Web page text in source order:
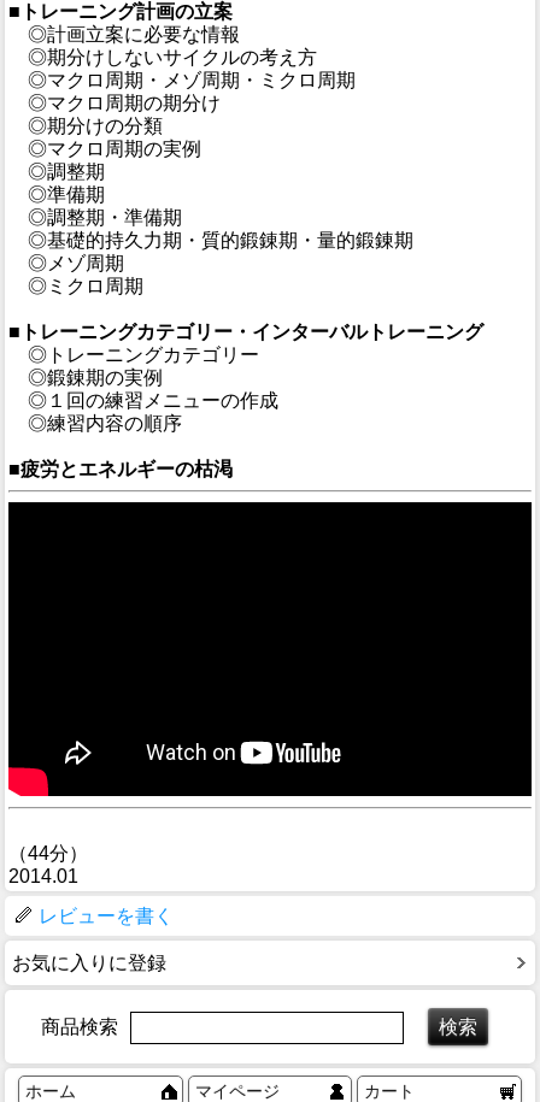
■トレーニング計画の立案
◎計画立案に必要な情報
◎期分けしないサイクルの考え方
◎マクロ周期・メゾ周期・ミクロ周期
◎マクロ周期の期分け
◎期分けの分類
◎マクロ周期の実例
◎調整期
◎準備期
◎調整期・準備期
◎基礎的持久力期・質的鍛錬期・量的鍛錬期
◎メゾ周期
◎ミクロ周期
■トレーニングカテゴリー・インターバルトレーニング
◎トレーニングカテゴリー
◎鍛錬期の実例
◎１回の練習メニューの作成
◎練習内容の順序
■疲労とエネルギーの枯渇
（44分）
2014.01
レビューを書く
お気に入りに登録
商品検索
ホーム マイページ カート